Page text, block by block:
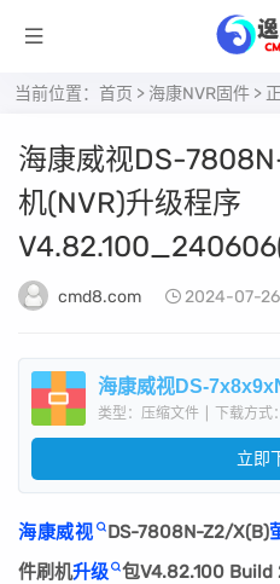
当前位置： 首页 > 海康NVR固件 >
海康威视DS-
机(NVR)升级程序
cmd8.com 2024-07-26
类型：压缩文件 下载方
立即
海康威视 DS-7808N-Z2/X(B)
件刷机升级 包V4.82.100